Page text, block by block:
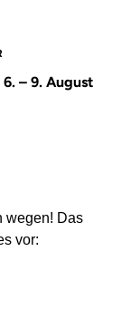
– 9. August
wegen! Das
vor: